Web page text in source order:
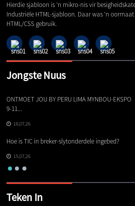
Hierdie sjabloon is 'n mikro-nis vir
Industriële HTML-sjabloon. Daar was 'n
HTML/CSS gebruik.
Jongste Nuus
ONTMOET JOU BY PERU LIMA MYNBOU-EKSPO
9-11...
16,07,26
Hoe is TIC in breker-slytonderdele ingebed?
15,07,26
Teken In